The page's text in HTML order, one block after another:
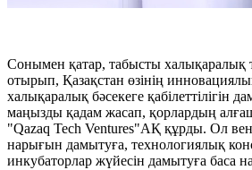
Сонымен қатар, табысты халықаралық
отырып, Қазақстан өзінің
халықаралық бәсекеге қабілеттілігін
маңызды қадам жасап, қорлардың
"Qazaq Tech Ventures"АҚ құрды. Ол
нарығын дамытуға, технологиялық
инкубаторлар жүйесін дамытуға баса